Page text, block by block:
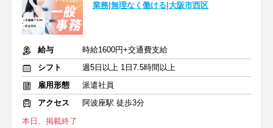
業務|無理なく働ける|大阪市西区
給与
時給1600円+交通費支給
シフト
週5日以上 1日7.5時間以上
雇用形態
派遣社員
アクセス
阿波座駅 徒歩3分
本日、掲載終了